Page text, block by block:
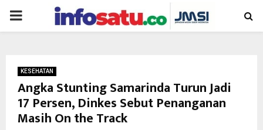
PRIMARY
KESEHATAN
Angka Stunting Samarinda Turun Jadi
17 Persen, Dinkes Sebut Penanganan
Masih On the Track